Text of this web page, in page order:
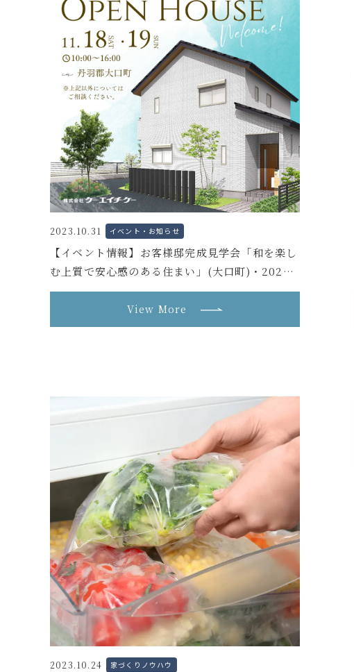
2023.10.31 イベント・お知らせ
【イベント情報】お客様邸完成見学会「和を楽し
む上質で安心感のある住まい」(大口町)・2023
年11月18日(土)、19日(日)
View More
2023.10.24 家づくりノウハウ